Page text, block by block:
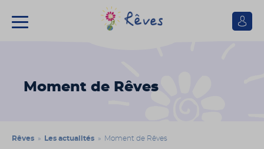
Se
Moment de Rêves
Rêves » Les actualités » Moment de Rêves